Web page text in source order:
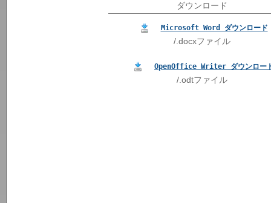
ダウンロード
Microsoft Word ダウンロード
/.docxファイル
OpenOffice Writer ダウンロー
/.odtファイル